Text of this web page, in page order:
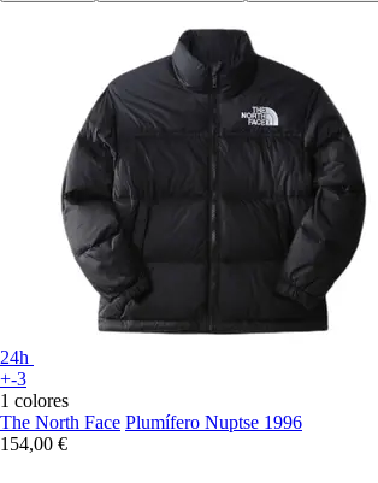
24h
+-3
1 colores
The North Face Plumífero Nuptse 1996
154,00 €